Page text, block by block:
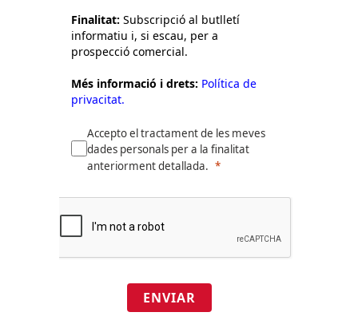
Finalitat: Subscripció al butlletí
informatiu i, si escau, per a
prospecció comercial.
Més informació i drets: Política de
privacitat.
Accepto el tractament de les meves
dades personals per a la finalitat
anteriorment detallada.
ENVIAR